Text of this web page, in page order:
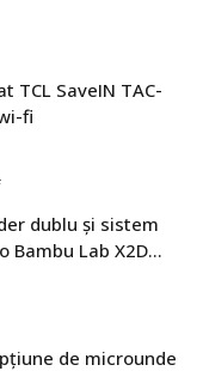
TCL SaveIN TAC-
fi
dublu și sistem
Bambu Lab X2D
de microunde